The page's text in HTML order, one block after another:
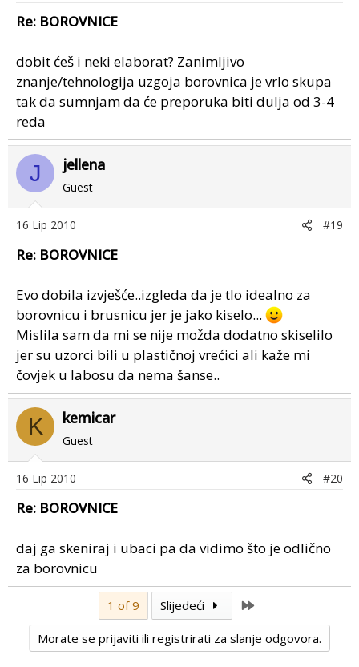
Re: BOROVNICE
dobit ćeš i neki elaborat? Zanimljivo
znanje/tehnologija uzgoja borovnica je vrlo skupa
tak da sumnjam da će preporuka biti dulja od 3-4
reda
J jellena
Guest
16 Lip 2010 #19
Re: BOROVNICE
Evo dobila izvješće..izgleda da je tlo idealno za
borovnicu i brusnicu jer je jako kiselo...
Mislila sam da mi se nije možda dodatno skiselilo
jer su uzorci bili u plastičnoj vrećici ali kaže mi
čovjek u labosu da nema šanse..
K kemicar
Guest
16 Lip 2010 #20
Re: BOROVNICE
daj ga skeniraj i ubaci pa da vidimo što je odlično
za borovnicu
1 of 9 Slijedeći
Morate se prijaviti ili registrirati za slanje odgovora.